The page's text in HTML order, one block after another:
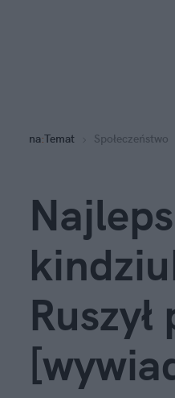
na:Temat Społeczeństwo